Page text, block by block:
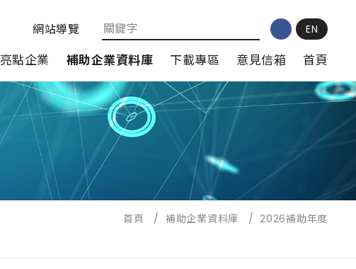
網站導覽 EN
亮點企業 補助企業資料庫 下載專區 意見信箱 首頁
首頁 / 補助企業資料庫 / 2026補助年度